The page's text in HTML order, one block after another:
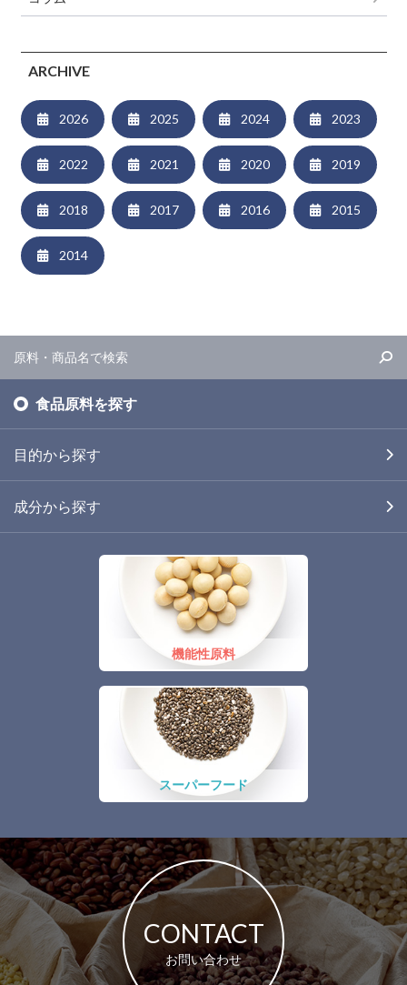
ARCHIVE
2026 2025 2024 2023
2022 2021 2020 2019
2018 2017 2016 2015
2014
食品原料を探す
目的から探す
成分から探す
機能性原料
スーパーフード
CONTACT
お問い合わせ